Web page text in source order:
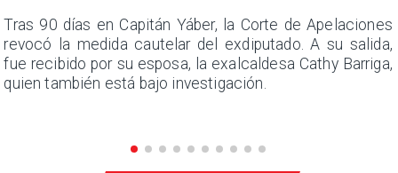
Tras 90 días en Capitán Yáber, la Corte de Apelaciones
revocó la medida cautelar del exdiputado. A su salida,
fue recibido por su esposa, la exalcaldesa Cathy Barriga,
quien también está bajo investigación.